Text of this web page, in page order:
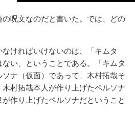
呪文なのだと書いた。では、どの
ければいけないのは、「キムタ
い、ということである。「キムタ
ナ（仮面）であって、木村拓哉そ
村拓哉本人が作り上げたペルソナ
作り上げたペルソナだということ